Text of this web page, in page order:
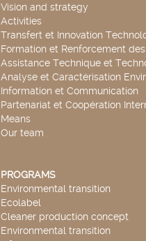
Vision and strategy
Activities
Transfert et Innovation
Formation et Renforcement
Assistance Technique et
Analyse et Caractérisation
Information et Communication
Partenariat et Coopération
Means
Our team
PROGRAMS
Environmental transition
Ecolabel
Cleaner production concept
Environmental transition